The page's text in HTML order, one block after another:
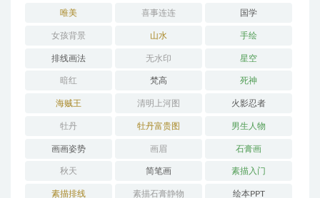
唯美 喜事连连 国学
女孩背景 山水 手绘
排线画法 无水印 星空
暗红 梵高 死神
海贼王 清明上河图 火影忍者
牡丹 牡丹富贵图 男生人物
画画姿势 画眉 石膏画
秋天 简笔画 素描入门
素描排线 素描石膏静物 绘本PPT